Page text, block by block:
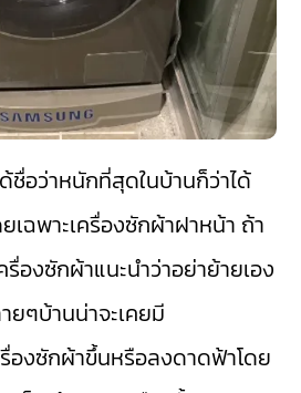
ชื่อว่าหนักที่สุดในบ้านก็ว่าได้
เฉพาะเครื่องซักผ้าฝาหน้า ถ้า
องซักผ้าแนะนำว่าอย่าย้ายเอง
ยๆบ้านน่าจะเคยมี
องซักผ้าขึ้นหรือลงดาดฟ้าโดย